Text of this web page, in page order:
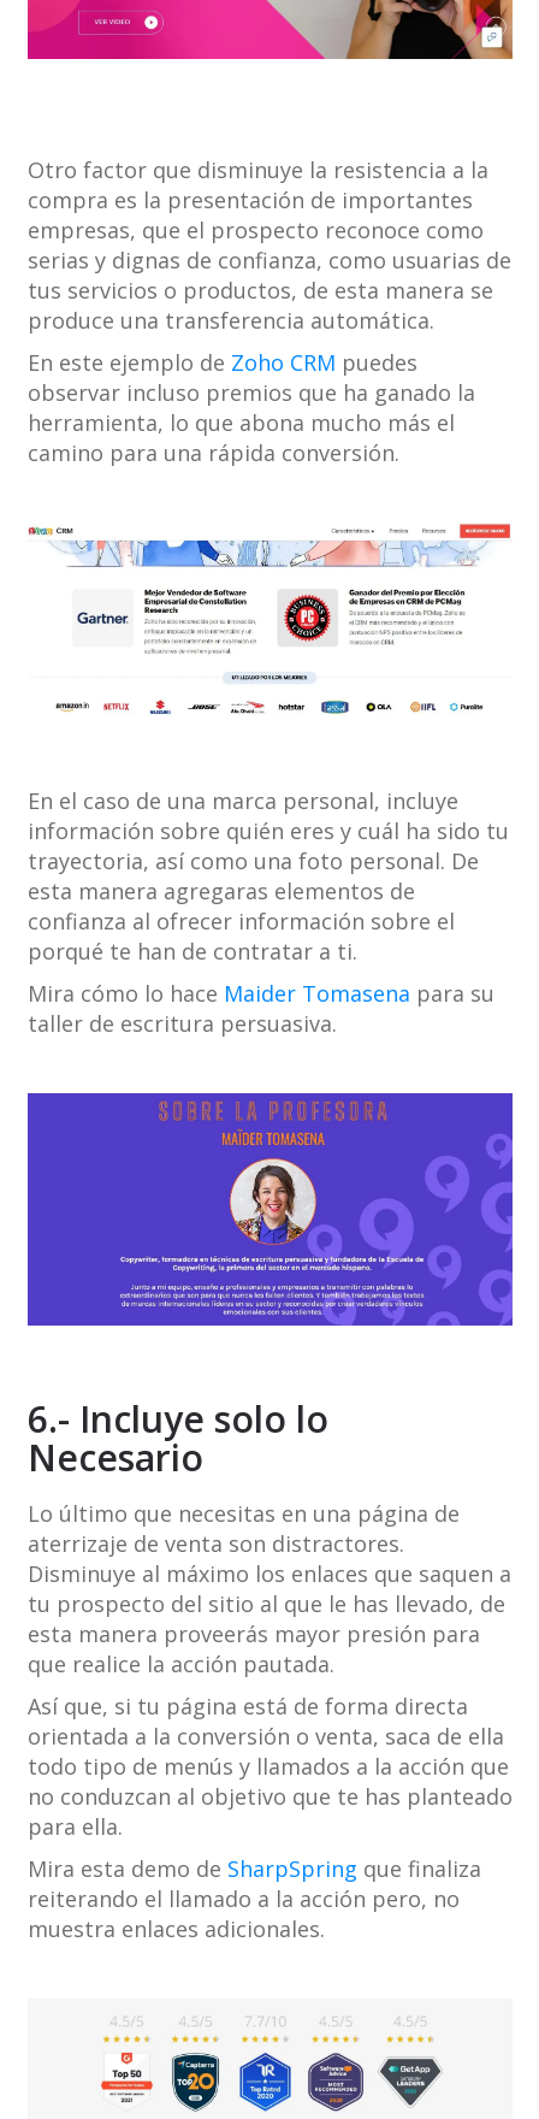
Otro factor que disminuye la resistencia a la
compra es la presentación de importantes
empresas, que el prospecto reconoce como
serias y dignas de confianza, como usuarias de
tus servicios o productos, de esta manera se
produce una transferencia automática.
En este ejemplo de Zoho CRM puedes
observar incluso premios que ha ganado la
herramienta, lo que abona mucho más el
camino para una rápida conversión.
En el caso de una marca personal, incluye
información sobre quién eres y cuál ha sido tu
trayectoria, así como una foto personal. De
esta manera agregaras elementos de
confianza al ofrecer información sobre el
porqué te han de contratar a ti.
Mira cómo lo hace Maider Tomasena para su
taller de escritura persuasiva.
6.- Incluye solo lo
Necesario
Lo último que necesitas en una página de
aterrizaje de venta son distractores.
Disminuye al máximo los enlaces que saquen a
tu prospecto del sitio al que le has llevado, de
esta manera proveerás mayor presión para
que realice la acción pautada.
Así que, si tu página está de forma directa
orientada a la conversión o venta, saca de ella
todo tipo de menús y llamados a la acción que
no conduzcan al objetivo que te has planteado
para ella.
Mira esta demo de SharpSpring que finaliza
reiterando el llamado a la acción pero, no
muestra enlaces adicionales.